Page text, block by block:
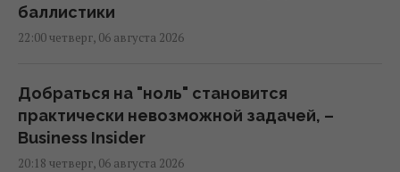
баллистики
22:00 четверг, 06 августа 2026
Добраться на "ноль" становится
практически невозможной задачей, –
Business Insider
20:18 четверг, 06 августа 2026